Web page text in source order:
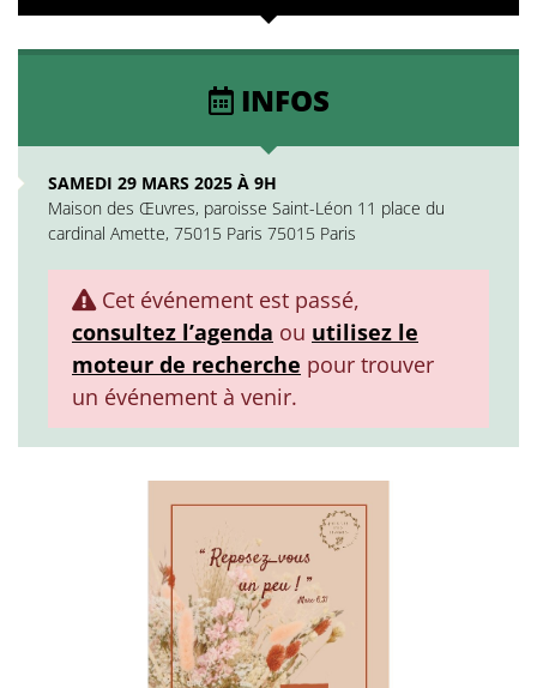
INFOS
SAMEDI 29 MARS 2025 À 9H
Maison des Œuvres, paroisse Saint-Léon 11 place du
cardinal Amette, 75015 Paris 75015 Paris
Cet événement est passé,
consultez l’agenda ou utilisez le
moteur de recherche pour trouver
un événement à venir.